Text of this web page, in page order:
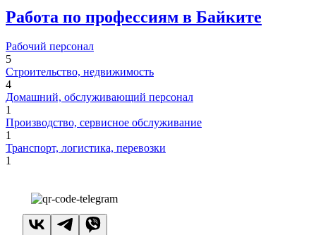
Работа по профессиям в Байките
Рабочий персонал
5
Строительство, недвижимость
4
Домашний, обслуживающий персонал
1
Производство, сервисное обслуживание
1
Транспорт, логистика, перевозки
1